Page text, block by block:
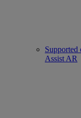
Supported
Assist AR